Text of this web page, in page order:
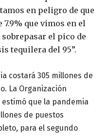
en peligro de que
que vimos en el
el pico de
tequilera del 95”.
costará 305 millones de
La Organización
que la pandemia
de puestos
para el segundo